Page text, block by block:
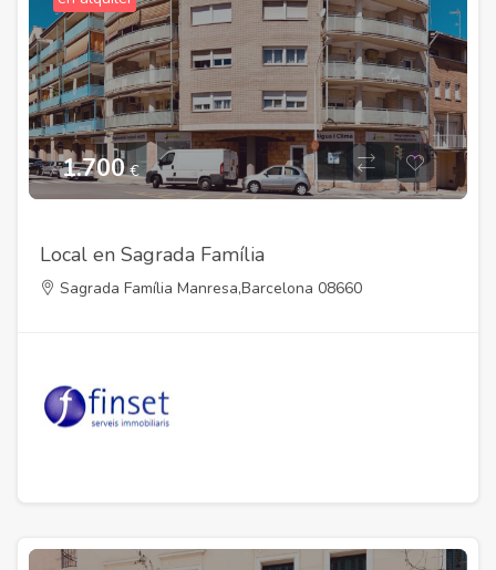
1.700€
Local en Sagrada Família
Sagrada Família Manresa,Barcelona 08660